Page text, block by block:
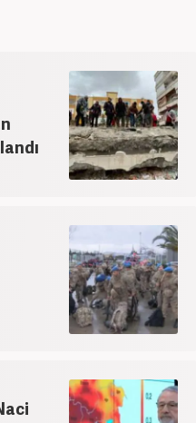
Medya ve Gazetecilik’
yıllık profesyonel meslek
de dahil olmak
dünya, ekonomi, spor
birçok haber ve
ve video hazırladı.
hayatına Haber7.com'da